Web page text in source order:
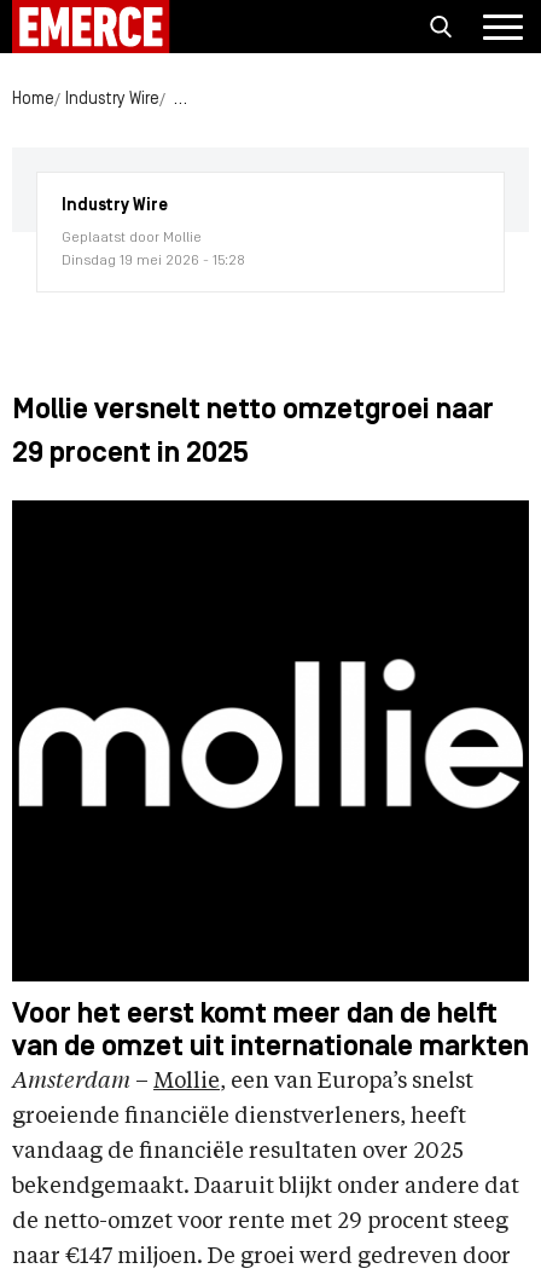
Home Industry Wire Mollie versnelt netto omzetgroei naar 29
Industry Wire
Geplaatst door Mollie
Dinsdag 19 mei 2026 - 15:28
Mollie versnelt netto omzetgroei naar
29 procent in 2025
Voor het eerst komt meer dan de helft
van de omzet uit internationale markten
Amsterdam – Mollie, een van Europa’s snelst
groeiende financiële dienstverleners, heeft
vandaag de financiële resultaten over 2025
bekendgemaakt. Daaruit blijkt onder andere dat
de netto-omzet voor rente met 29 procent steeg
naar €147 miljoen. De groei werd gedreven door